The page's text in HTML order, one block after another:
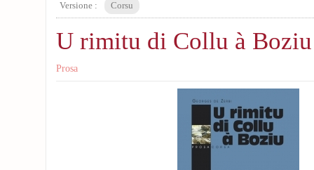
Versione : Corsu
U rimitu di Collu à Boziu
Prosa